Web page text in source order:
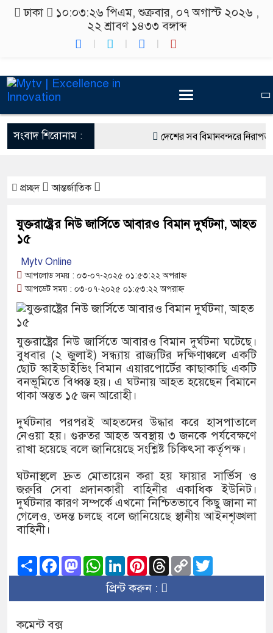
ঢাকা ১০:০৩:২৬ পিএম, শুক্রবার, ০৭ অগাস্ট ২০২৬ ,
২২ শ্রাবণ ১৪৩৩ বঙ্গাব্দ
সংবাদ শিরোনাম : দেশের সব বিমানবন্দরে নিরাপত্তা
কর্মসূচীর শুভসূচনা।
থাকায় বিক্রিতে নিষেধাজ্ঞা
অত্যাচারের ছবি যেন আর
আলাল
‘গুলশানের চামেলি’তে ভিন্ন
সারজিস-পাটোয়ারীসহ ১০ জনের
গুলশান থেকে সাবেক মন্ত্রী লতিফ
‘স্কুটি নাকি গোল্ড?’
এর ফ্রিডম ব্র্যান্ড, বাড়ল
সংবিধান অনুযায়ী যথাসময়ে
খিলক্ষেত থানা বিএনপির যুগ্ম
দেশের ৬ অঞ্চলে ঝড়ের আভাস
প্রচ্ছদ আন্তর্জাতিক
যুক্তরাষ্ট্রের নিউ জার্সিতে আবারও বিমান দুর্ঘটনা, আহত
১৫
Mytv Online
আপলোড সময় : ০৩-০৭-২০২৫ ০১:৫৩:২২ অপরাহ্ন
আপডেট সময় : ০৩-০৭-২০২৫ ০১:৫৩:২২ অপরাহ্ন
যুক্তরাষ্ট্রের নিউ জার্সিতে আবারও বিমান দুর্ঘটনা ঘটেছে।
বুধবার (২ জুলাই) সন্ধ্যায় রাজ্যটির দক্ষিণাঞ্চলে একটি
ছোট স্কাইডাইভিং বিমান এয়ারপোর্টের কাছাকাছি একটি
বনভূমিতে বিধ্বস্ত হয়। এ ঘটনায় আহত হয়েছেন বিমানে
থাকা অন্তত ১৫ জন আরোহী।
দুর্ঘটনার পরপরই আহতদের উদ্ধার করে হাসপাতালে
নেওয়া হয়। গুরুতর আহত অবস্থায় ৩ জনকে পর্যবেক্ষণে
রাখা হয়েছে বলে জানিয়েছে সংশ্লিষ্ট চিকিৎসা কর্তৃপক্ষ।
ঘটনাস্থলে দ্রুত মোতায়েন করা হয় ফায়ার সার্ভিস ও
জরুরি সেবা প্রদানকারী বাহিনীর একাধিক ইউনিট।
দুর্ঘটনার কারণ সম্পর্কে এখনো নিশ্চিতভাবে কিছু জানা না
গেলেও, তদন্ত চলছে বলে জানিয়েছে স্থানীয় আইনশৃঙ্খলা
বাহিনী।
ShareFacebook
Mastodon
WhatsApp
LinkedInPinterest
Threads
Copy
Link
প্রিন্ট করুন :
কমেন্ট বক্স